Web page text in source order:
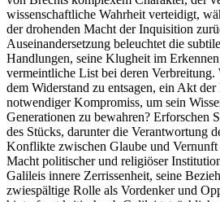
wissenschaftliche Wahrheit verteidigt,
der drohenden Macht der Inquisition
Auseinandersetzung beleuchtet die
Handlungen, seine Klugheit im
vermeintliche List bei deren Verbreitung.
dem Widerstand zu entsagen, ein Akt
notwendiger Kompromiss, um sein
Generationen zu bewahren? Erforschen
des Stücks, darunter die Verantwortung
Konflikte zwischen Glaube und
Macht politischer und religiöser
Galileis innere Zerrissenheit, seine
zwiespältige Rolle als Vordenker und